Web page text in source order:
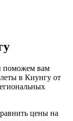
поможем вам
в Киунгу от
цены на